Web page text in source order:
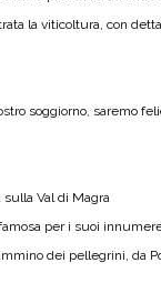
la viticoltura, con
soggiorno, saremo
Val di Magra
per i suoi
dei pellegrini, da